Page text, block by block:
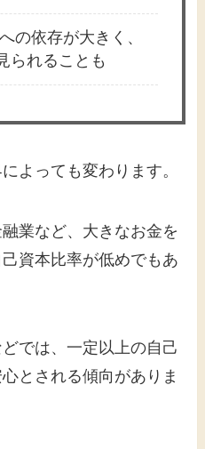
の依存が大きく、
られることも
よっても変わります。
業など、大きなお金を
資本比率が低めでもあ
では、一定以上の自己
とされる傾向がありま